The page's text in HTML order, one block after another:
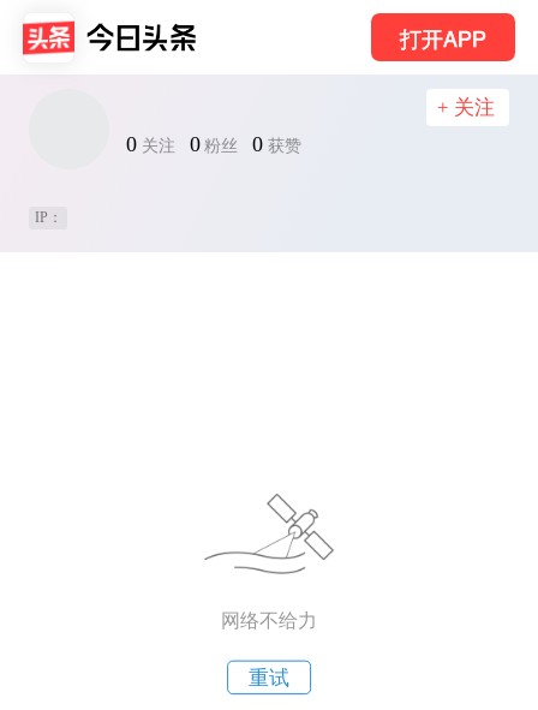
打开APP
0 关注 0 粉丝 0 获赞
+ 关注
IP：
网络不给力
重试